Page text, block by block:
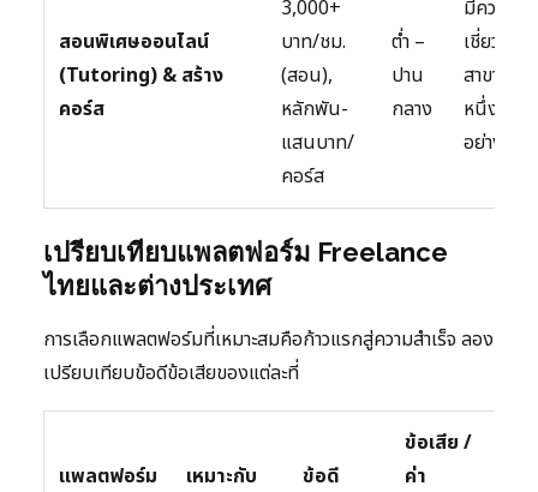
สอนพิเศษออนไลน์
(Tutoring) & สร้าง
คอร์ส
3,000+
บาท/ชม.
(สอน),
หลักพัน-
แสนบาท/
คอร์ส
ต่ำ –
ปาน
กลาง
มีความ
เชี่ยวชา
สาขาใดส
หนึ่งเป็น
อย่างดี
เปรียบเทียบแพลตฟอร์ม Freelance
ไทยและต่างประเทศ
การเลือกแพลตฟอร์มที่เหมาะสมคือก้าวแรกสู่ความสำเร็จ ลอง
เปรียบเทียบข้อดีข้อเสียของแต่ละที่
แพลตฟอร์ม เหมาะกับ ข้อดี
ข้อเสีย /
ค่า